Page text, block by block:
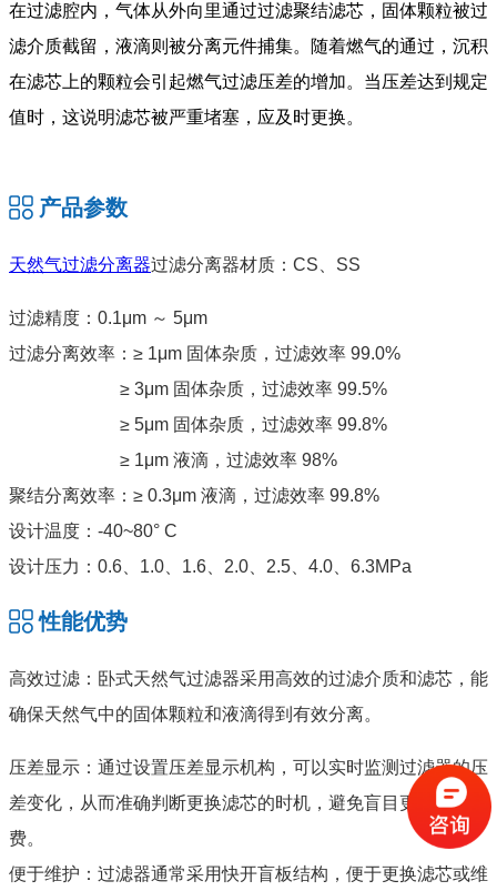
在过滤腔内，气体从外向里通过过滤聚结滤芯，固体颗粒被过
滤介质截留，液滴则被分离元件捕集。随着燃气的通过，沉积
在滤芯上的颗粒会引起燃气过滤压差的增加。当压差达到规定
值时，这说明滤芯被严重堵塞，应及时更换。
产品参数
天然气过滤分离器过滤分离器材质：CS、SS
过滤精度：0.1μm ～ 5μm
过滤分离效率：≥ 1μm 固体杂质，过滤效率 99.0%
≥ 3μm 固体杂质，过滤效率 99.5%
≥ 5μm 固体杂质，过滤效率 99.8%
≥ 1μm 液滴，过滤效率 98%
聚结分离效率：≥ 0.3μm 液滴，过滤效率 99.8%
设计温度：-40~80° C
设计压力：0.6、1.0、1.6、2.0、2.5、4.0、6.3MPa
性能优势
高效过滤：卧式天然气过滤器采用高效的过滤介质和滤芯，能
确保天然气中的固体颗粒和液滴得到有效分离。
压差显示：通过设置压差显示机构，可以实时监测过滤器的压
差变化，从而准确判断更换滤芯的时机，避免盲目更换和浪
费。
便于维护：过滤器通常采用快开盲板结构，便于更换滤芯或维